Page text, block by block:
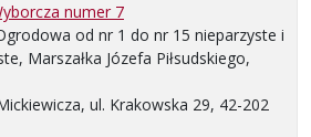
numer 7
od nr 1 do nr 15 nieparzyste i
Marszałka Józefa Piłsudskiego,
ul. Krakowska 29, 42-202